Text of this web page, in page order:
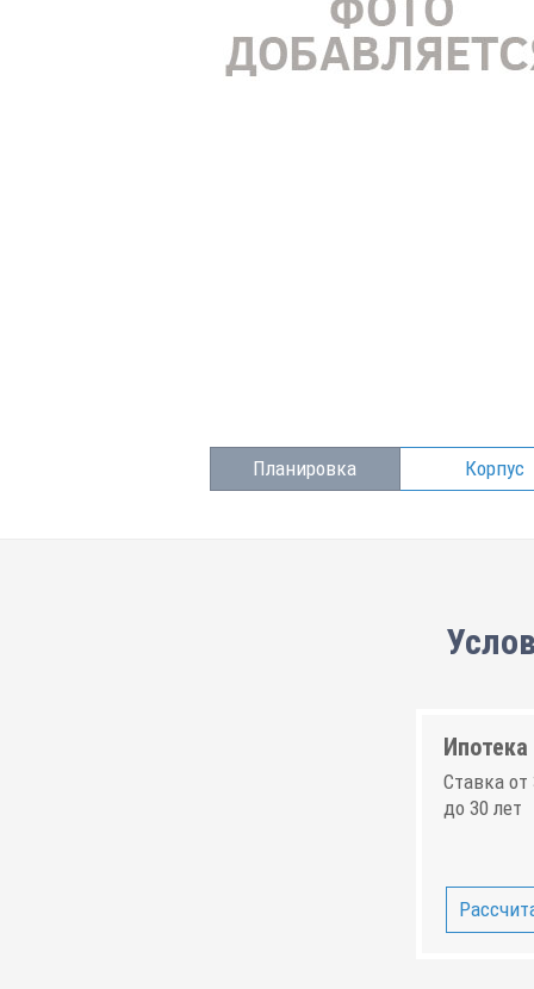
Планировка Корпус
Ипотека
Ставка от
до 30 лет